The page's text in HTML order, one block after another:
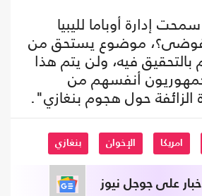
إدارة أوباما لليبيا
الفوضى؟، موضوع يستحق من
بالتحقيق فيه، ولن يتم هذا
أنفسهم من
الزائفة حول هجوم بنغازي".
امريكا الإخوان بنغازي
على جوجل نيوز